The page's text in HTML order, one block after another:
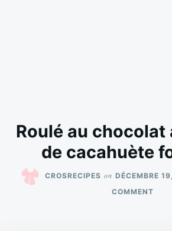
Roulé au chocolat
de cacahuète
CROSRECIPES on DÉCEMBRE
COMMENTON